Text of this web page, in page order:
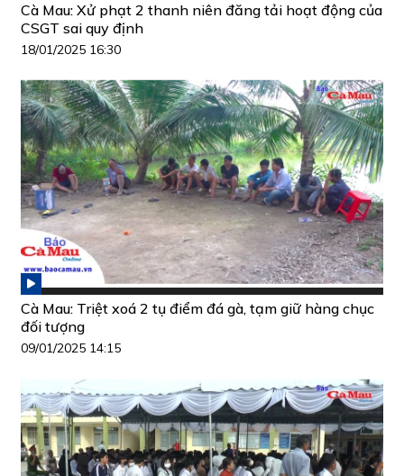
Cà Mau: Xử phạt 2 thanh niên đăng tải hoạt động của
CSGT sai quy định
18/01/2025 16:30
Cà Mau: Triệt xoá 2 tụ điểm đá gà, tạm giữ hàng chục
đối tượng
09/01/2025 14:15